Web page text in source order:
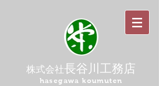
株式会社長谷川工務店
hasegawa koumuten